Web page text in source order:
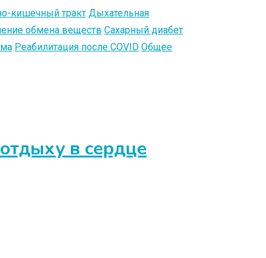
кишечный тракт Дыхательная
обмена веществ Сахарный диабет
Реабилитация после COVID Общее
в сердце